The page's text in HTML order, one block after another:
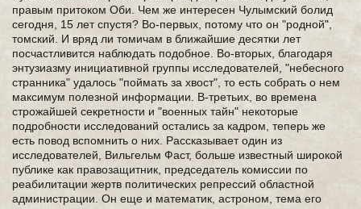
правым притоком Оби. Чем же интересен Чулымский болид
сегодня, 15 лет спустя? Во-первых, потому что он "родной",
томский. И вряд ли томичам в ближайшие десятки лет
посчастливится наблюдать подобное. Во-вторых, благодаря
энтузиазму инициативной группы исследователей, "небесного
странника" удалось "поймать за хвост", то есть собрать о нем
максимум полезной информации. В-третьих, во времена
строжайшей секретности и "военных тайн" некоторые
подробности исследований остались за кадром, теперь же
есть повод вспомнить о них. Рассказывает один из
исследователей, Вильгельм Фаст, больше известный широкой
публике как правозащитник, председатель комиссии по
реабилитации жертв политических репрессий областной
администрации. Он еще и математик, астроном, тема его